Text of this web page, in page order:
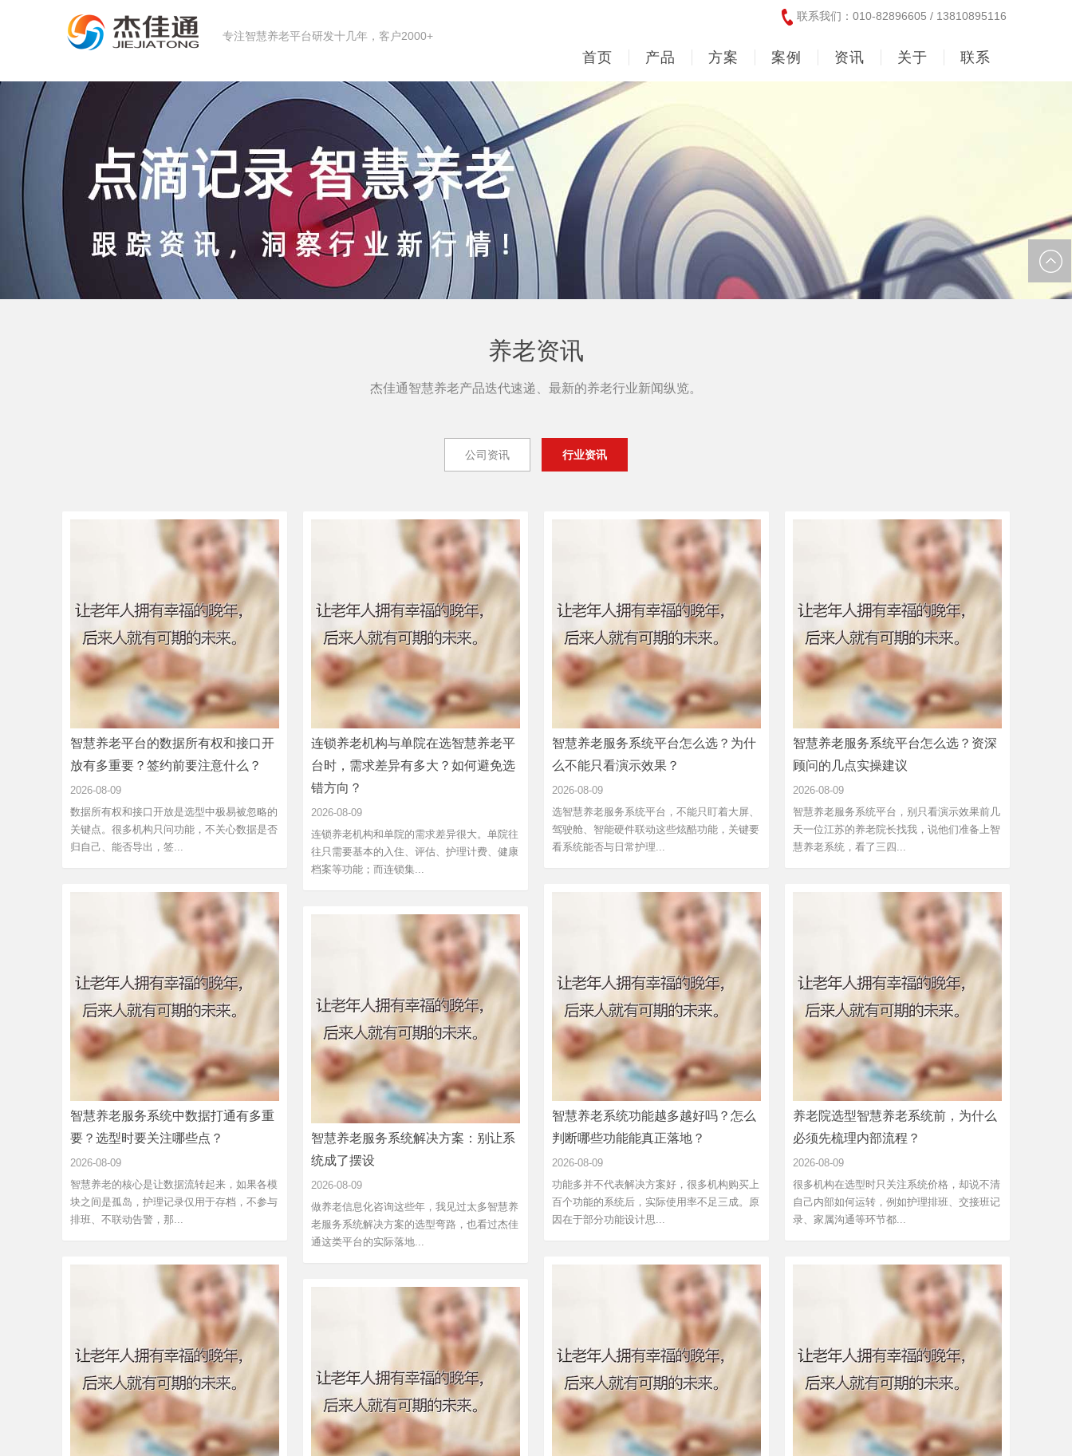
专注智慧养老平台研发十几年，客户2000+
联系我们：010-82896605 / 13810895116
首页 产品 方案 案例 资讯 关于 联系
养老资讯
杰佳通智慧养老产品迭代速递、最新的养老行业新闻纵览。
公司资讯 行业资讯
智慧养老平台的数据所有权和接口开
放有多重要？签约前要注意什么？
2026-08-09
数据所有权和接口开放是选型中极易被忽略的
关键点。很多机构只问功能，不关心数据是否
归自己、能否导出，签...
连锁养老机构与单院在选智慧养老平
台时，需求差异有多大？如何避免选
错方向？
2026-08-09
连锁养老机构和单院的需求差异很大。单院往
往只需要基本的入住、评估、护理计费、健康
档案等功能；而连锁集...
智慧养老服务系统平台怎么选？为什
么不能只看演示效果？
2026-08-09
选智慧养老服务系统平台，不能只盯着大屏、
驾驶舱、智能硬件联动这些炫酷功能，关键要
看系统能否与日常护理...
智慧养老服务系统平台怎么选？资深
顾问的几点实操建议
2026-08-09
智慧养老服务系统平台，别只看演示效果前几
天一位江苏的养老院长找我，说他们准备上智
慧养老系统，看了三四...
智慧养老服务系统中数据打通有多重
要？选型时要关注哪些点？
2026-08-09
智慧养老的核心是让数据流转起来，如果各模
块之间是孤岛，护理记录仅用于存档，不参与
排班、不联动告警，那...
智慧养老系统功能越多越好吗？怎么
判断哪些功能能真正落地？
2026-08-09
功能多并不代表解决方案好，很多机构购买上
百个功能的系统后，实际使用率不足三成。原
因在于部分功能设计思...
养老院选型智慧养老系统前，为什么
必须先梳理内部流程？
2026-08-09
很多机构在选型时只关注系统价格，却说不清
自己内部如何运转，例如护理排班、交接班记
录、家属沟通等环节都...
智慧养老服务系统解决方案：别让系
统成了摆设
2026-08-09
做养老信息化咨询这些年，我见过太多智慧养
老服务系统解决方案的选型弯路，也看过杰佳
通这类平台的实际落地...